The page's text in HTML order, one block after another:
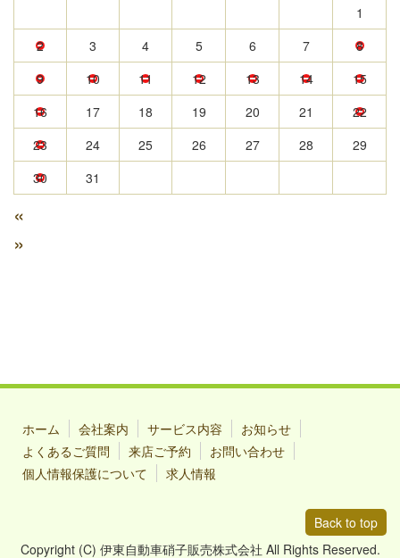
1
2
3 4 5 6 7
8
9
10 11 12 13 14
15
16
17 18 19 20 21
22
23
24 25 26 27 28
29
30
31
«
»
ホーム 会社案内 サービス内容
お知らせ
よくあるご質問
来店ご予約
お問い合わせ
個人情報保護について
求人情報
Back to top
Copyright (C) 伊東自動車硝子販売株式会社 All Rights Reserved.